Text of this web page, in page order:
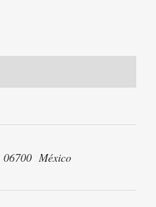
06700 México